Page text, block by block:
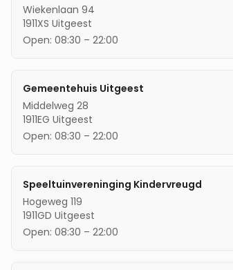
Wiekenlaan 94
1911XS Uitgeest
Open: 08:30 – 22:00
Gemeentehuis Uitgeest
Middelweg 28
1911EG Uitgeest
Open: 08:30 – 22:00
Speeltuinvereninging Kindervreugd
Hogeweg 119
1911GD Uitgeest
Open: 08:30 – 22:00